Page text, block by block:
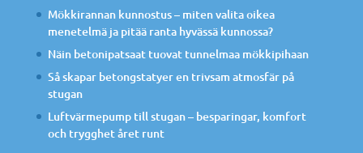
Mökkirannan kunnostus – miten valita oikea
menetelmä ja pitää ranta hyvässä kunnossa?
Näin betonipatsaat tuovat tunnelmaa mökkipihaan
Så skapar betongstatyer en trivsam atmosfär på
stugan
Luftvärmepump till stugan – besparingar, komfort
och trygghet året runt